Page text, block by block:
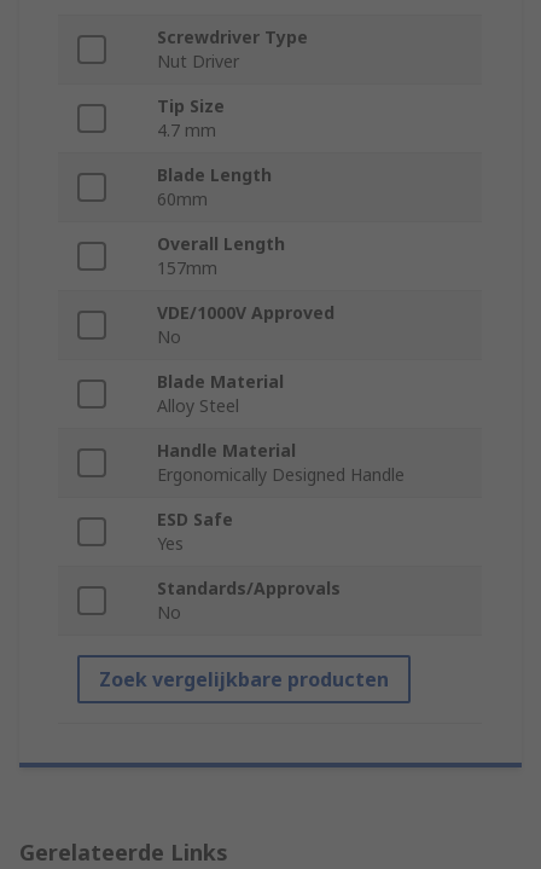
Screwdriver Type
Nut Driver
Tip Size
4.7 mm
Blade Length
60mm
Overall Length
157mm
VDE/1000V Approved
No
Blade Material
Alloy Steel
Handle Material
Ergonomically Designed Handle
ESD Safe
Yes
Standards/Approvals
No
Zoek vergelijkbare producten
Gerelateerde Links